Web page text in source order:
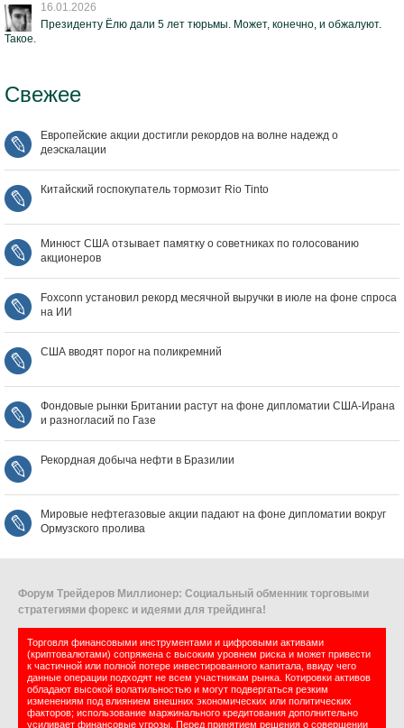
16.01.2026
Президенту Ёлю дали 5 лет тюрьмы. Может, конечно, и обжалуют.
Такое.
Свежее
Европейские акции достигли рекордов на волне надежд о
деэскалации
Китайский госпокупатель тормозит Rio Tinto
Минюст США отзывает памятку о советниках по голосованию
акционеров
Foxconn установил рекорд месячной выручки в июле на фоне спроса
на ИИ
США вводят порог на поликремний
Фондовые рынки Британии растут на фоне дипломатии США‑Ирана
и разногласий по Газе
Рекордная добыча нефти в Бразилии
Мировые нефтегазовые акции падают на фоне дипломатии вокруг
Ормузского пролива
Форум Трейдеров Миллионер: Социальный обменник торговыми
стратегиями форекс и идеями для трейдинга!
Торговля финансовыми инструментами и цифровыми активами
(криптовалютами) сопряжена с высоким уровнем риска и может привести
к частичной или полной потере инвестированного капитала, ввиду чего
данные операции подходят не всем участникам рынка. Котировки активов
обладают высокой волатильностью и могут подвергаться резким
изменениям под влиянием внешних экономических или политических
факторов; использование маржинального кредитования дополнительно
усиливает финансовые угрозы. Перед принятием решения о совершении